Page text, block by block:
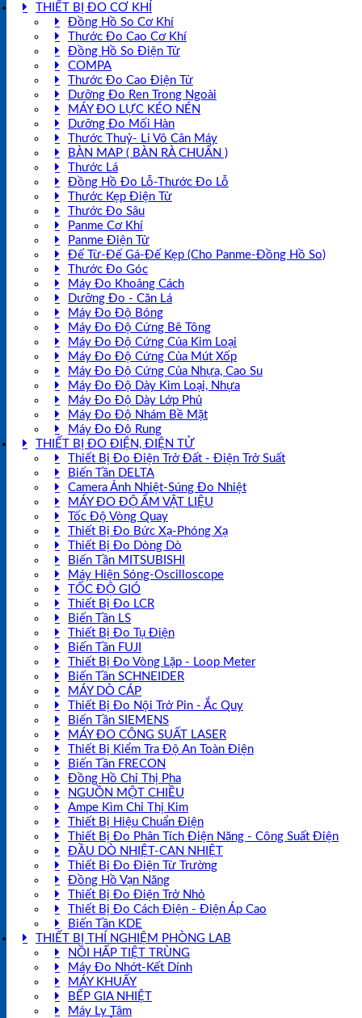
THIẾT BỊ ĐO CƠ KHÍ
Đồng Hồ So Cơ Khí
Thước Đo Cao Cơ Khí
Đồng Hồ So Điện Tử
COMPA
Thước Đo Cao Điện Tử
Dưỡng Đo Ren Trong Ngoài
MÁY ĐO LỰC KÉO NÉN
Dưỡng Đo Mối Hàn
Thước Thuỷ- Li Vô Cân Máy
BÀN MAP ( BÀN RÀ CHUẨN )
Thước Lá
Đồng Hồ Đo Lỗ-Thước Đo Lỗ
Thước Kẹp Điện Tử
Thước Đo Sâu
Panme Cơ Khí
Panme Điện Tử
Đế Từ-Đế Gá-Đế Kẹp (Cho Panme-Đồng Hồ So)
Thước Đo Góc
Máy Đo Khoảng Cách
Dưỡng Đo - Căn Lá
Máy Đo Độ Bóng
Máy Đo Độ Cứng Bê Tông
Máy Đo Độ Cứng Của Kim Loại
Máy Đo Độ Cứng Của Mút Xốp
Máy Đo Độ Cứng Của Nhựa, Cao Su
Máy Đo Độ Dày Kim Loại, Nhựa
Máy Đo Độ Dày Lớp Phủ
Máy Đo Độ Nhám Bề Mặt
Máy Đo Độ Rung
THIẾT BỊ ĐO ĐIỆN, ĐIỆN TỬ
Thiết Bị Đo Điện Trở Đất - Điện Trở Suất
Biến Tần DELTA
Camera Ảnh Nhiệt-Súng Đo Nhiệt
MÁY ĐO ĐỘ ẨM VẬT LIỆU
Tốc Độ Vòng Quay
Thiết Bị Đo Bức Xạ-Phóng Xạ
Thiết Bị Đo Dòng Dò
Biến Tần MITSUBISHI
Máy Hiện Sóng-Oscilloscope
TỐC ĐỘ GIÓ
Thiết Bị Đo LCR
Biến Tần LS
Thiết Bị Đo Tụ Điện
Biến Tần FUJI
Thiết Bị Đo Vòng Lặp - Loop Meter
Biến Tần SCHNEIDER
MÁY DÒ CÁP
Thiết Bị Đo Nội Trở Pin - Ắc Quy
Biến Tần SIEMENS
MÁY ĐO CÔNG SUẤT LASER
Thiết Bị Kiểm Tra Độ An Toàn Điện
Biến Tần FRECON
Đồng Hồ Chỉ Thị Pha
NGUỒN MỘT CHIỀU
Ampe Kìm Chỉ Thị Kim
Thiết Bị Hiệu Chuẩn Điện
Thiết Bị Đo Phân Tích Điện Năng - Công Suất Điện
ĐẦU DÒ NHIỆT-CAN NHIỆT
Thiết Bị Đo Điện Từ Trường
Đồng Hồ Vạn Năng
Thiết Bị Đo Điện Trở Nhỏ
Thiết Bị Đo Cách Điện - Điện Áp Cao
Biến Tần KDE
THIẾT BỊ THÍ NGHIỆM PHÒNG LAB
NỒI HẤP TIỆT TRÙNG
Máy Đo Nhớt-Kết Dính
MÁY KHUẤY
BẾP GIA NHIỆT
Máy Ly Tâm